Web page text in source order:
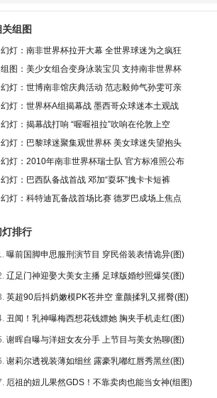
组图
幻灯：南非世界杯拉开大幕 全世界球迷为之疯狂
组图：美少女组合变身泳装宝贝 支持南非世界杯
幻灯：世博南非馆庆典活动 范志毅帅气孙雯可亲
幻灯：世界杯A组揭幕战 墨西哥众球迷本土观战
幻灯：揭幕战打响 “喔喔祖拉”吹响在伦敦上空
幻灯：巴黎球迷聚集观世界杯 美女球迷失望抱头
幻灯：2010年南非世界杯瑞士队 官方标准照公布
幻灯：巴西队备战首战 邓加“耍坏”拽卡卡短裤
幻灯：科特迪瓦备战首场比赛 德罗巴成场上焦点
灯排行
曝前国脚申思服刑演节目 穿民俗装表情诡异(图)
辽足门神迎娶大美女主播 足球版婚纱照爆笑(图)
英超90后抖奶嫩模PK苍井空 童颜揉乳又摇臀(图)
丑闻！乳神曝梅西想花钱嫖她 胸夹手机走红(图)
谢晖自曝与洋妞女友分手 上节目与美女热聊(图)
谢莉尔透视装薄如细丝 露豪乳嘟红唇秀黑丝(图)
厄祖的妞儿果然GDS！不靠卖肉也能当女神(组图)